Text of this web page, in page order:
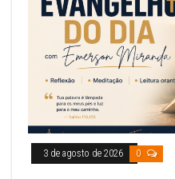
3 de agosto de 2026 0